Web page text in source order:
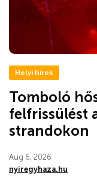
Helyi hírek
Tomboló
felfrissülést
strandokon
Aug 6, 2026
nyiregyhaza.hu